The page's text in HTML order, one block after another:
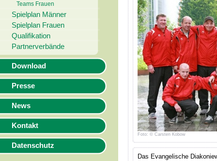
Teams Frauen
Spielplan Männer
Spielplan Frauen
Qualifikation
Partnerverbände
Download
Presse
News
Kontakt
Datenschutz
Foto: © Carsten Kobow
Das Evangelische